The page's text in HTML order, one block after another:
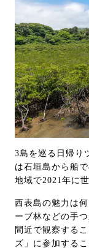
3島を巡る日帰り
は石垣島から船
地域で2021年に
西表島の魅力は
ーブ林などの手
間近で観察する
ズ」に参加する